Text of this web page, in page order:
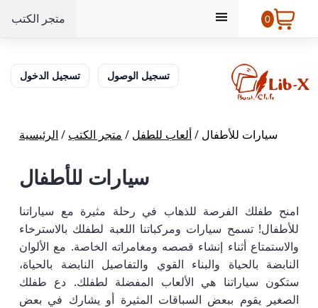
0 متجر الكتب
تسجيل الدخول تسجيل الوصول
الرئيسية / متجر الكتب / ألعاب للطفل/ سيارات للأطفال
سيارات للأطفال
امنح طفلك الفرصة للذهاب في رحلة مثيرة مع سياراتنا
للأطفال! تسمح سيارات ومركباتنا اللعبة لطفلك بالاسترخاء
والاستمتاع أثناء إنشاء قصصه ومغامراته الخاصة. مع الألوان
النابضة بالحياة والبناء القوي والتفاصيل النابضة بالحياة،
ستكون سياراتنا هي الألعاب المفضلة لطفلك. دع طفلك
الصغير يقوم ببعض السباقات المثيرة أو يشارك في بعض